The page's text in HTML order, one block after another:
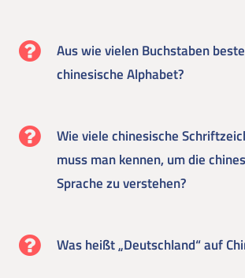
Aus wie vielen Buchstaben
chinesische Alphabet?
Wie viele chinesische
muss man kennen, um die
Sprache zu verstehen?
Was heißt „Deutschland“ auf